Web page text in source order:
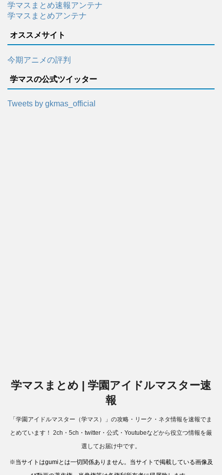
学マスまとめ速報アンテナ
学マスまとめアンテナ
オススメサイト
今期アニメの評判
学マスの公式ツイッター
Tweets by gkmas_official
学マスまとめ | 学園アイドルマスター速
報
「学園アイドルマスター（学マス）」の攻略・リーク・ネタ情報を速報でま
とめています！ 2ch・5ch・twitter・公式・Youtubeなどから役立つ情報を厳
選してお届け中です。
※当サイトはgumiとは一切関係ありません。当サイトで掲載している画像及